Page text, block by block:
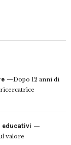
Dopo 12 anni di
educativi
valore